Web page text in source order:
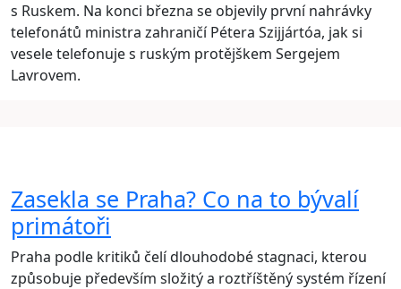
s Ruskem. Na konci března se objevily první nahrávky
telefonátů ministra zahraničí Pétera Szijjártóa, jak si
vesele telefonuje s ruským protějškem Sergejem
Lavrovem.
Zasekla se Praha? Co na to bývalí
primátoři
Praha podle kritiků čelí dlouhodobé stagnaci, kterou
způsobuje především složitý a roztříštěný systém řízení